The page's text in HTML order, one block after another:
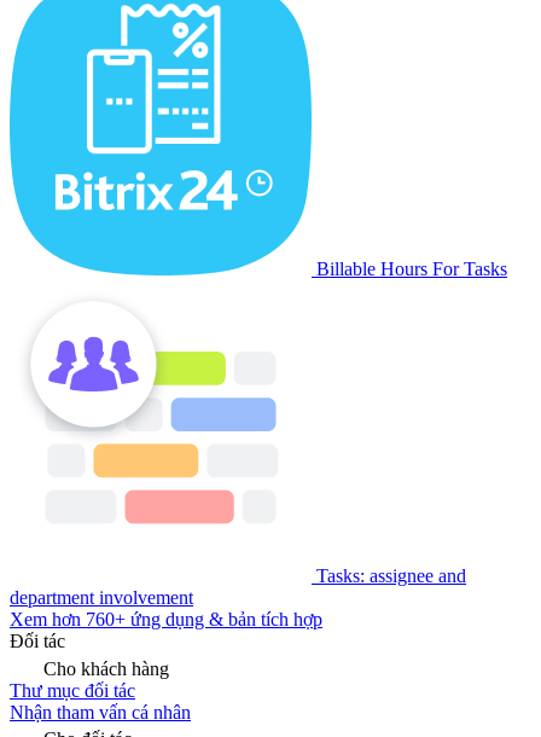
Billable Hours For Tasks
Tasks: assignee and
department involvement
Xem hơn 760+ ứng dụng & bản tích hợp
Đối tác
Cho khách hàng
Thư mục đối tác
Nhận tham vấn cá nhân